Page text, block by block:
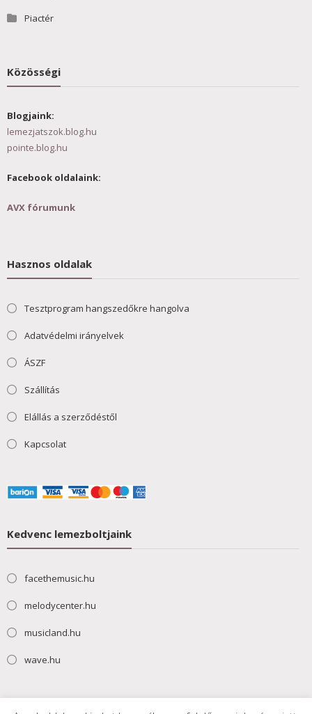
Piactér
Közösségi
Blogjaink:
lemezjatszok.blog.hu
pointe.blog.hu
Facebook oldalaink:
AVX fórumunk
Hasznos oldalak
Tesztprogram hangszedőkre hangolva
Adatvédelmi irányelvek
ÁSZF
Szállítás
Elállás a szerződéstől
Kapcsolat
Kedvenc lemezboltjaink
facethemusic.hu
melodycenter.hu
musicland.hu
wave.hu